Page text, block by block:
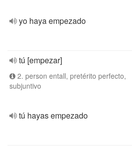
yo haya empezado
tú [empezar]
2. person entall, pretérito perfecto,
subjuntivo
tú hayas empezado